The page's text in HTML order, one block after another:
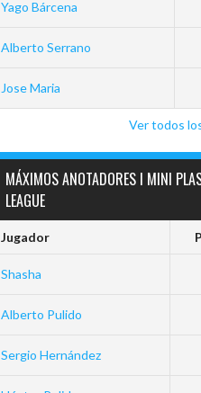
Yago Bárcena
Alberto Serrano
Jose Maria
Ver todos
MÁXIMOS ANOTADORES I MINI
LEAGUE
Jugador
Shasha
Alberto Pulido
Sergio Hernández